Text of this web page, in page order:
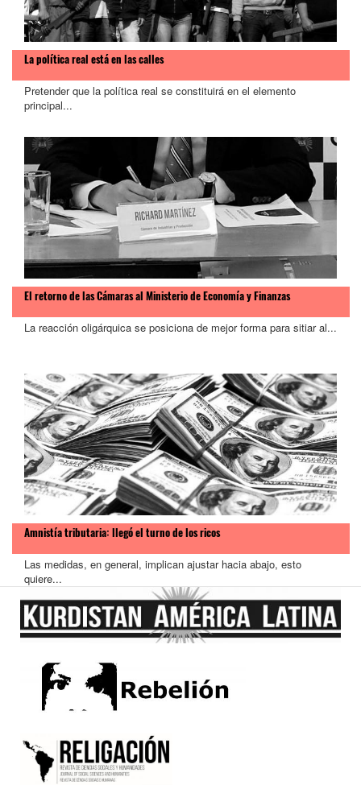
La política real está en las calles
Pretender que la política real se constituirá en el elemento
principal...
El retorno de las Cámaras al Ministerio de Economía y Finanzas
La reacción oligárquica se posiciona de mejor forma para sitiar al...
Amnistía tributaria: llegó el turno de los ricos
Las medidas, en general, implican ajustar hacia abajo, esto
quiere...